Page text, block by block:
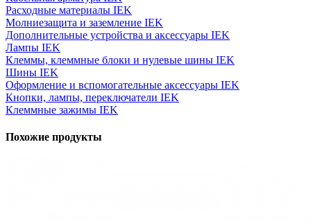
Расходные материалы IEK
Молниезащита и заземление IEK
Дополнительные устройства и аксессуары IEK
Лампы IEK
Клеммы, клеммные блоки и нулевые шины IEK
Шины IEK
Оформление и вспомогательные аксессуары IEK
Кнопки, лампы, переключатели IEK
Клеммные зажимы IEK
Похожие продукты